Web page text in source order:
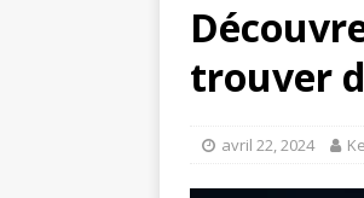
trouver
avril 22, 2024